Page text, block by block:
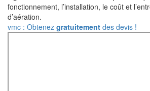
fonctionnement, l’installation, le coût et
d’aération.
vmc : Obtenez gratuitement des devis !